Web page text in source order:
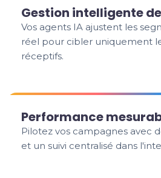
Gestion intelligente
Vos agents IA ajustent les
réel pour cibler uniquement
réceptifs.
Performance
Pilotez vos campagnes avec
et un suivi centralisé dans